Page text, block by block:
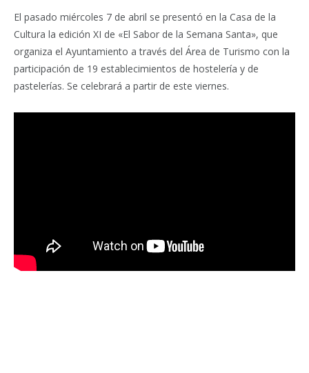
El pasado miércoles 7 de abril se presentó en la Casa de la
Cultura la edición XI de «El Sabor de la Semana Santa», que
organiza el Ayuntamiento a través del Área de Turismo con la
participación de 19 establecimientos de hostelería y de
pastelerías. Se celebrará a partir de este viernes.